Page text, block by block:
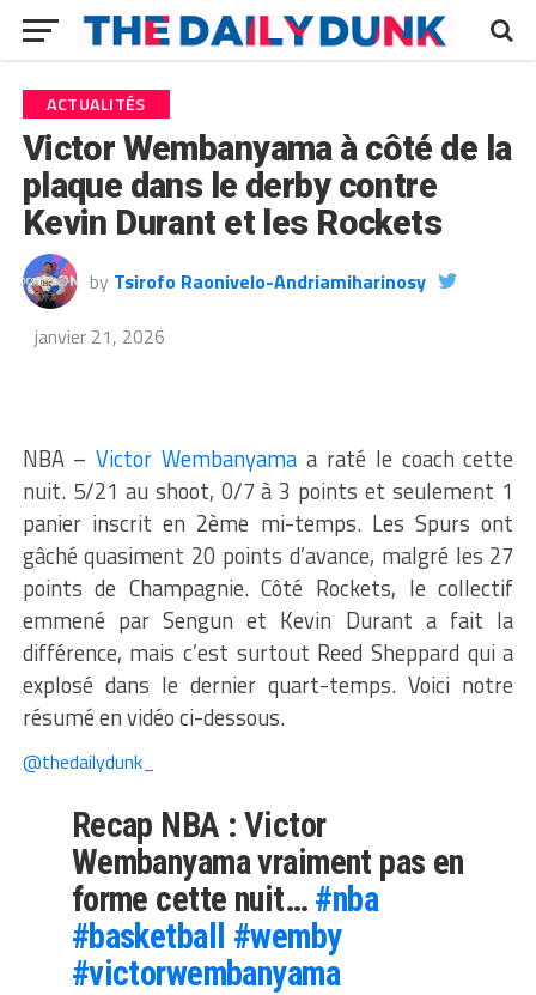
ACTUALITÉS
Victor Wembanyama à côté de la
plaque dans le derby contre
Kevin Durant et les Rockets
by Tsirofo Raonivelo-Andriamiharinosy
janvier 21, 2026
NBA –Victor Wembanyama a raté le coach cette
nuit. 5/21 au shoot, 0/7 à 3 points et seulement 1
panier inscrit en 2ème mi-temps. Les Spurs ont
gâché quasiment 20 points d’avance, malgré les 27
points de Champagnie. Côté Rockets, le collectif
emmené par Sengun et Kevin Durant a fait la
différence, mais c’est surtout Reed Sheppard qui a
explosé dans le dernier quart-temps. Voici notre
résumé en vidéo ci-dessous.
@thedailydunk_
Recap NBA : Victor
Wembanyama vraiment pas en
forme cette nuit… #nba
#basketball
#wemby
#victorwembanyama